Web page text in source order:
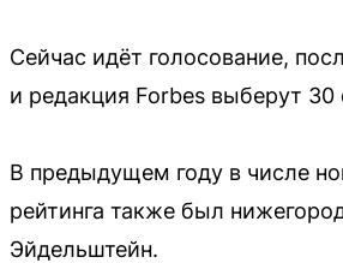
Сейчас идёт голосование,
и редакция Forbes выберут 30
В предыдущем году в числе
рейтинга также был
Эйдельштейн.